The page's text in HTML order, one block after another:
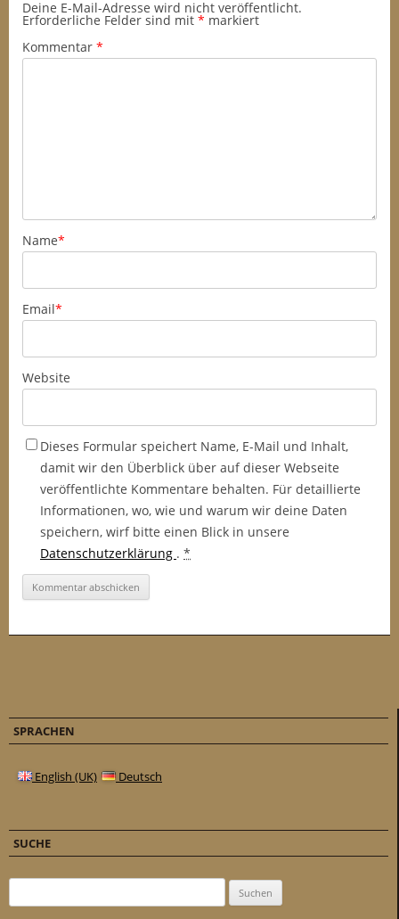
Deine E-Mail-Adresse wird nicht veröffentlicht.
Erforderliche Felder sind mit * markiert
Kommentar *
Name*
Email*
Website
Dieses Formular speichert Name, E-Mail und Inhalt,
damit wir den Überblick über auf dieser Webseite
veröffentlichte Kommentare behalten. Für detaillierte
Informationen, wo, wie und warum wir deine Daten
speichern, wirf bitte einen Blick in unsere
Datenschutzerklärung . *
SPRACHEN
English (UK) Deutsch
SUCHE